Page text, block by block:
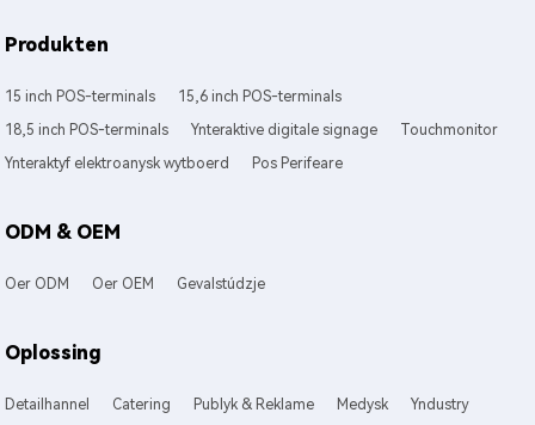
Produkten
15 inch POS-terminals
15,6 inch POS-terminals
18,5 inch POS-terminals
Ynteraktive digitale signage
Touchmonitor
Ynteraktyf elektroanysk wytboerd
Pos Perifeare
ODM & OEM
Oer ODM Oer OEM Gevalstúdzje
Oplossing
Detailhannel Catering Publyk & Reklame Medysk
Yndustry